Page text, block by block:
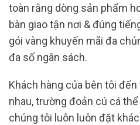
toàn rằng dòng sản phẩm
bàn giao tận nơi & đúng
gói vàng khuyến mãi đa
đa số ngân sách.
Khách hàng của bên tôi
nhau, trường đoản cú cá
chúng tôi luôn luôn đặt